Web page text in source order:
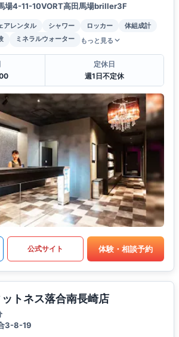
場4-11-10VORT高田馬場briller3F
アレンタル シャワー ロッカー
体組成計
ミネラルウォーター もっと見る
定休日
週1日不定休
公式サイト 体験・相談予約
トネス落合南長崎店
3-8-19